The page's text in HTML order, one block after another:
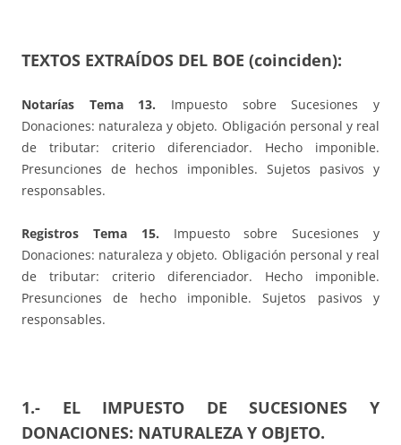
TEXTOS EXTRAÍDOS DEL BOE (coinciden):
Notarías Tema 13. Impuesto sobre Sucesiones y
Donaciones: naturaleza y objeto. Obligación personal y real
de tributar: criterio diferenciador. Hecho imponible.
Presunciones de hechos imponibles. Sujetos pasivos y
responsables.
Registros Tema 15. Impuesto sobre Sucesiones y
Donaciones: naturaleza y objeto. Obligación personal y real
de tributar: criterio diferenciador. Hecho imponible.
Presunciones de hecho imponible. Sujetos pasivos y
responsables.
1.- EL IMPUESTO DE SUCESIONES Y
DONACIONES: NATURALEZA Y OBJETO.